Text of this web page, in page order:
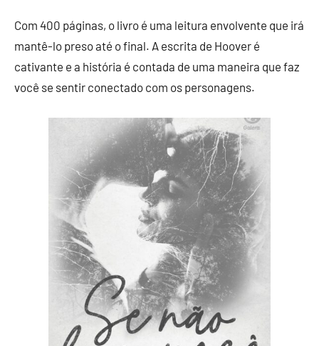
Com 400 páginas, o livro é uma leitura envolvente que irá
mantê-lo preso até o final. A escrita de Hoover é
cativante e a história é contada de uma maneira que faz
você se sentir conectado com os personagens.